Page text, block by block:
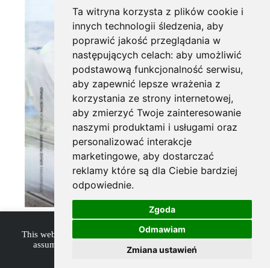
Ta witryna korzysta z plików cookie i
innych technologii śledzenia, aby
poprawić jakość przeglądania w
następujących celach: aby umożliwić
podstawową funkcjonalność serwisu,
aby zapewnić lepsze wrażenia z
korzystania ze strony internetowej,
aby zmierzyć Twoje zainteresowanie
naszymi produktami i usługami oraz
personalizować interakcje
marketingowe, aby dostarczać
reklamy które są dla Ciebie bardziej
odpowiednie.
Zgoda
Odmawiam
Zmiana ustawień
This website uses cookies to improve your experience. We'll
assume you're ok with this, but you can opt-out if you
Accept